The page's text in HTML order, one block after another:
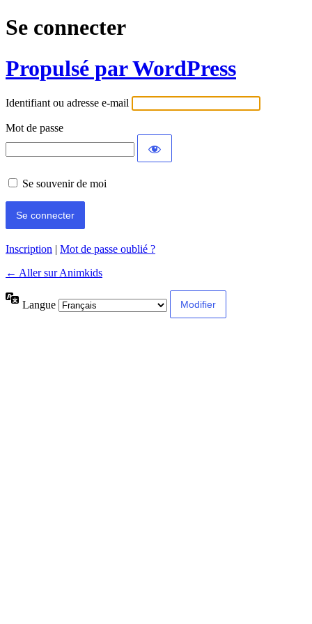
Se connecter
Propulsé par WordPress
Identifiant ou adresse e-mail
Mot de passe
Se souvenir de moi
Inscription | Mot de passe oublié ?
← Aller sur Animkids
Langue